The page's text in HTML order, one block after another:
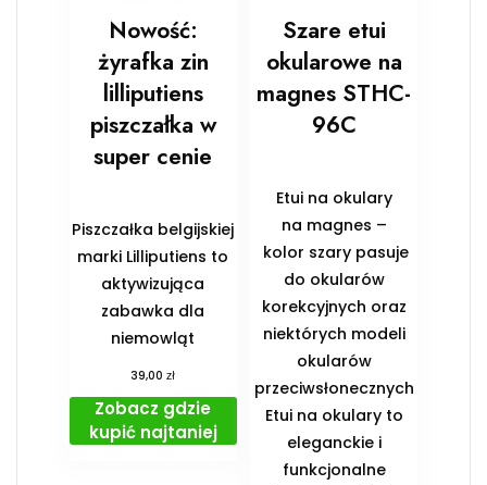
Nowość:
żyrafka zin
lilliputiens
piszczałka w
super cenie
Piszczałka belgijskiej
marki Lilliputiens to
aktywizująca
zabawka dla
niemowląt
39,00zł
Zobacz gdzie
kupić najtaniej
Szare etui
okularowe na
magnes STHC-
96C
Etui na okulary
na magnes –
kolor szary pasuje
do okularów
korekcyjnych oraz
niektórych modeli
okularów
przeciwsłonecznych
Etui na okulary to
eleganckie i
funkcjonalne